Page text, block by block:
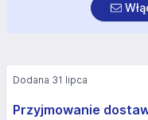
Przyjmowanie
Dodana 31 lipca